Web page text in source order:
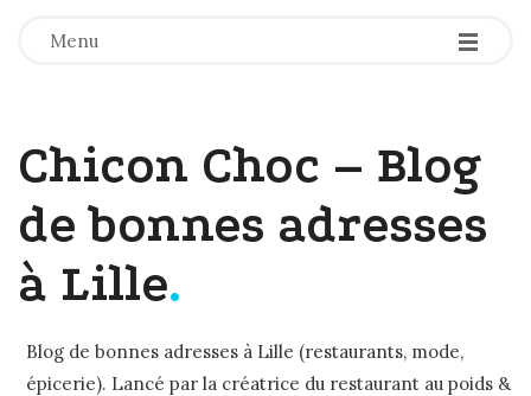
Menu -
-
-
Chicon Choc – Blog
de bonnes adresses
à Lille.
Blog de bonnes adresses à Lille (restaurants, mode,
épicerie). Lancé par la créatrice du restaurant au poids &